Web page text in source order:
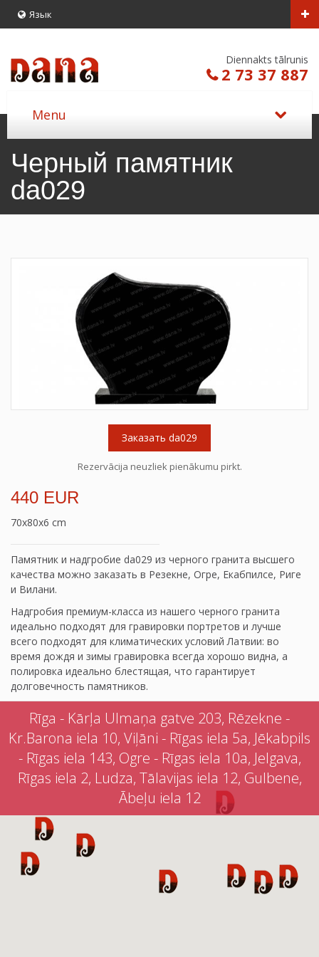
Язык
Diennakts tālrunis
2 73 37 887
Черный памятник
da029
Заказать da029
Rezervācija neuzliek pienākumu pirkt.
440 EUR
70x80x6 cm
Памятник и надгробие da029 из черного гранита высшего
качества можно заказать в Резекне, Огре, Екабпилсе, Риге
и Вилани.
Надгробия премиум-класса из нашего черного гранита
идеально подходят для гравировки портретов и лучше
всего подходят для климатических условий Латвии: во
время дождя и зимы гравировка всегда хорошо видна, а
полировка идеально блестящая, что гарантирует
долговечность памятников.
Rīga - Kārļa Ulmaņa gatve 203, Rēzekne -
Kr.Barona iela 10, Viļāni - Rīgas iela 5a, Jēkabpils
- Rīgas iela 143, Ogre - Rīgas iela 10a, Jelgava,
Rīgas iela 2, Ludza, Tālavijas iela 12, Gulbene,
Ābeļu iela 12